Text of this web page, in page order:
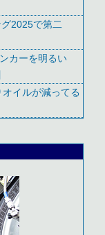
2025で第二
カーを明るい
イルが減ってる